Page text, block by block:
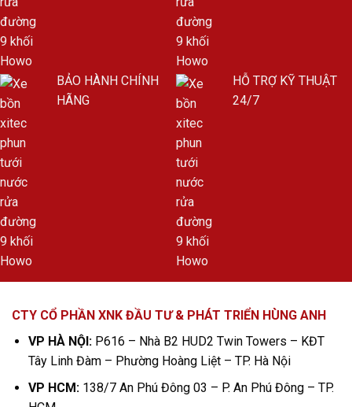
BẢO HÀNH CHÍNH
HÃNG
HỖ TRỢ KỸ THUẬT
24/7
CTY CỔ PHẦN XNK ĐẦU TƯ & PHÁT TRIỂN HÙNG ANH
VP HÀ NỘI:P616 – Nhà B2 HUD2 Twin Towers – KĐT
Tây Linh Đàm – Phường Hoàng Liệt – TP. Hà Nội
VP HCM:138/7 An Phú Đông 03 – P. An Phú Đông – TP.